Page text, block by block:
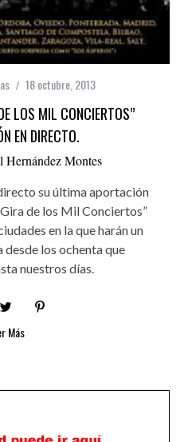
18 octubre, 2013
LOS MIL CONCIERTOS”
EN DIRECTO.
Hernández Montes
su última aportación
de los Mil Conciertos”
en la que harán un
desde los ochenta que
nuestros días.
Más